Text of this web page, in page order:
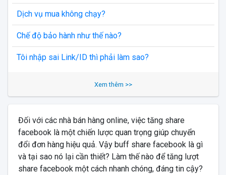
Dịch vụ mua không chạy?
Chế độ bảo hành như thế nào?
Tôi nhập sai Link/ID thì phải làm sao?
Xem thêm >>
Đối với các nhà bán hàng online, việc tăng share
facebook là một chiến lược quan trọng giúp chuyển
đổi đơn hàng hiệu quả. Vậy buff share facebook là gì
và tại sao nó lại cần thiết? Làm thế nào để tăng lượt
share facebook một cách nhanh chóng, đáng tin cậy?